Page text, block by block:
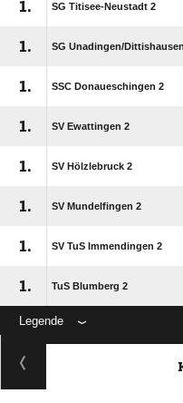
1. SG Titisee-Neustadt 2
1. SG Unadingen/​
1. SSC Donaueschingen 2
1. SV Ewattingen 2
1. SV Hölzlebruck 2
1. SV Mundelfingen 2
1. SV TuS Immendingen 2
1. TuS Blumberg 2
Legende